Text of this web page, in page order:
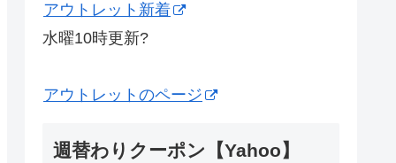
アウトレット新着
水曜10時更新?
アウトレットのページ
週替わりクーポン【Yahoo】